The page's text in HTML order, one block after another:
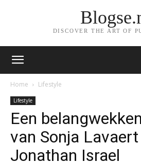
DISCOVER THE ART OF
Home Lifestyle
Lifestyle
Een
van Sonja
Jonathan Israel